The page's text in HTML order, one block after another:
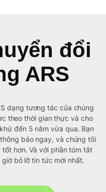
đổi
ARS
dạng tương tác của chúng
theo thời gian thực và cho
đến 5 năm vừa qua. Bạn
báo ngay, và chúng tôi
hơn. Và với phần tóm tắt
bỏ lỡ tin tức mới nhất.